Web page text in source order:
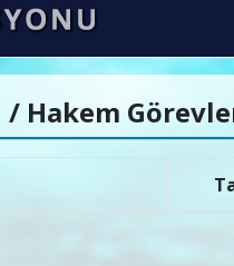
Hakem